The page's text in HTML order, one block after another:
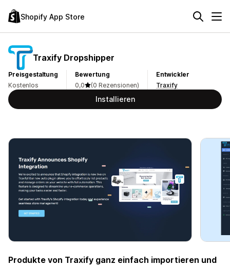
Shopify App Store
Traxify Dropshipper
Preisgestaltung
Kostenlos
Bewertung
0,0
(0 Rezensionen)
Entwickler
Traxify
Installieren
Produkte von Traxify ganz einfach importieren und